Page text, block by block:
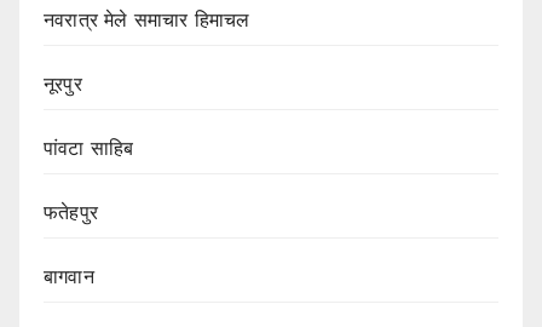
नवरात्र मेले समाचार हिमाचल
नूरपुर
पांवटा साहिब
फतेहपुर
बागवान